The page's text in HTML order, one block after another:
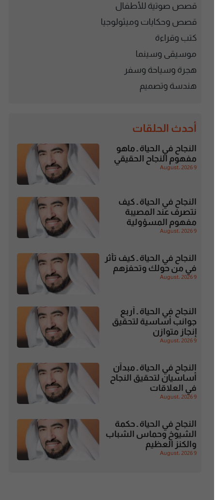
قصص صوتية للأطفال
قصص وحكايات وميثولوجيا
كتب وقراءة
موسيقى وسينما
هجرة وسياحة وسفر
هندسة وتصميم
أحدث الحلقات
النجاح في الحياة ـ ماهو
مفهوم النجاح الحقيقي
9 August، 2026
النجاح في الحياة ـ كيف
نتصرف عند المصيبة
مفهوم المسؤولية
9 August، 2026
النجاح في الحياة ـ كيف تأثر
في من حولك وتحفزهم
9 August، 2026
النجاح في الحياة ـ أربع
جوانب أساسية لتحقيق
إنجاز متوازن
9 August، 2026
النجاح في الحياة ـ مبدآن
أساسيان لتحقيق النجاح
في العلاقات
9 August، 2026
النجاح في الحياة ـ حكمة
الشيوخ وحماس الشباب
والكنز العظيم
9 August، 2026